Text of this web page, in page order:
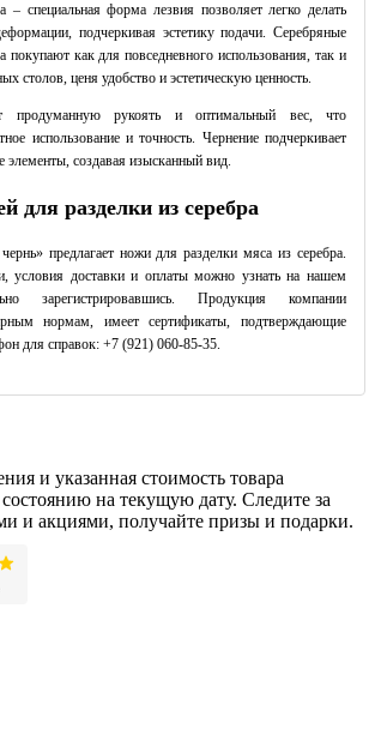
специальная форма лезвия позволяет легко делать
подчеркивая эстетику подачи. Серебряные
покупают как для повседневного использования, так и
столов, ценя удобство и эстетическую ценность.
рукоять и оптимальный вес, что
использование и точность. Чернение подчеркивает
элементы, создавая изысканный вид.
для разделки из серебра
предлагает ножи для разделки мяса из серебра.
условия доставки и оплаты можно узнать на нашем
зарегистрировавшись. Продукция компании
нормам, имеет сертификаты, подтверждающие
для справок: +7 (921) 060-85-35.
и указанная стоимость товара
состоянию на текущую дату. Следите за
и акциями, получайте призы и подарки.